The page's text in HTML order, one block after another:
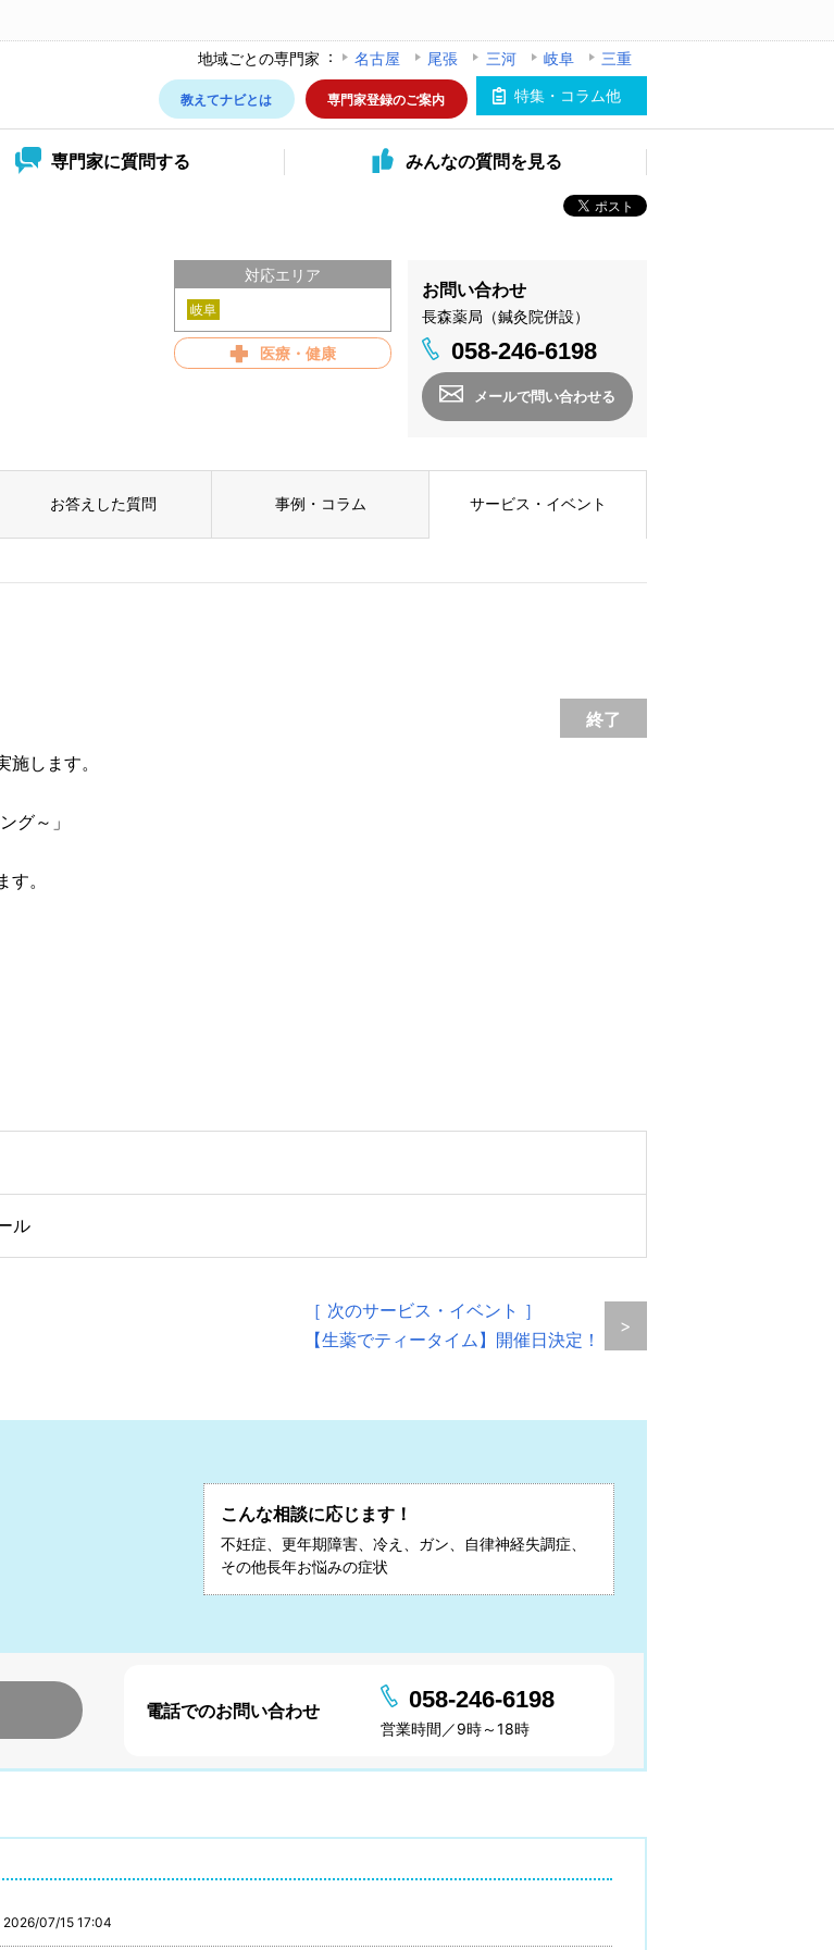
地域ごとの専門家 名古屋 尾張 三河 岐阜
三重
特集・コラム他
教えてナビとは 専門家登録のご案内
専門家に質問する みんなの質問を見る
お問い合わせ
長森薬局（鍼灸院併設）
058-246-6198
メールで問い合わせる
対応エリア
岐阜
医療・健康
お答えした質問 事例・コラム サービス・イベント
終了
します。
グ～」
。
ル
［ 次のサービス・イベント ］
【生薬でティータイム】開催日決定！
>
こんな相談に応じます！
不妊症、更年期障害、冷え、ガン、自律神経失調症、
その他長年お悩みの症状
電話でのお問い合わせ 058-246-6198
営業時間／9時～18時
2026/07/15 17:04